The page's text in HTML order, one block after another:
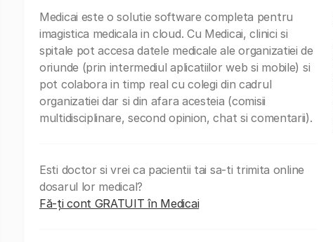
Medicai este o solutie software completa pentru
imagistica medicala in cloud. Cu Medicai, clinici si
spitale pot accesa datele medicale ale organizatiei de
oriunde (prin intermediul aplicatiilor web si mobile) si
pot colabora in timp real cu colegi din cadrul
organizatiei dar si din afara acesteia (comisii
multidisciplinare, second opinion, chat si comentarii).
Esti doctor si vrei ca pacientii tai sa-ti trimita online
dosarul lor medical?
Fă-ți cont GRATUIT în Medicai